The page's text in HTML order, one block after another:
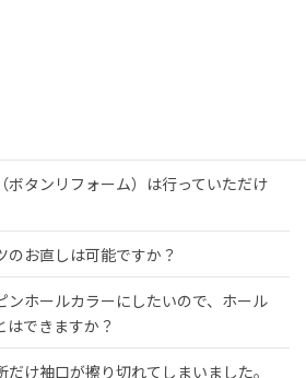
ボタンリフォーム）は行っていただけ
のお直しは可能ですか？
ンホールカラーにしたいので、ホール
はできますか？
け袖口が擦り切れてしまいました。